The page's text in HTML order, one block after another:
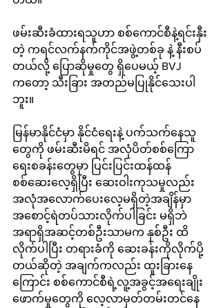
ဖမ်းဆီးခံထားရသူဟာ စစ်ကောင်စီနဲ့ရင်းနှီး
တဲ့ ကရင်လက်နက်ကိုင်အဖွဲ့တစ်ခု နဲ့ နီးစပ်
တယ်လို့ ပြောဆိုမှုတွေ ရှိပေမယ့် BVJ
ကတော့ သီးခြား အတည်မပြုနိုင်သေးပါ
ဘူး။
မြန်မာနိုင်ငံမှာ နိုင်ငံရေးနဲ့ ပက်သက်နေသူ
တွေကို ဖမ်းဆီးမိရင် အလုံပိတ်စစ်ကြော
ရေးစခန်းတွေမှာ ပြင်းပြင်းထန်ထန်
စစ်ဆေးလေ့ရှိပြီး ဆေးဝါးကုသမှုလည်း
အလုံအလောက်ပေးလေ့မရှိတဲ့အချိန်မှာ
အစောင့်ရဲတပ်သားလိုက်ပါခြင်း မရှိဘဲ
အရာရှိအဆင့်တစ်ဦးသာမက နှစ်ဦး ထိ
လိုက်ပါပြီး တရားခံကို ဆေးခန်းကိုလိုက်ပို့
တယ်ဆိုတဲ့ အချက်ကလည်း ထူးခြားနေ
ကြောင်း စစ်ကောင်စီရဲ့လူ့အခွင့်အရေးချိုး
ဖောက်မှုတွေကို လေ့လာမှတ်တမ်းတင်နေ